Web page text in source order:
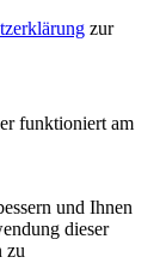
zur
funktioniert am
und Ihnen
dieser
zu